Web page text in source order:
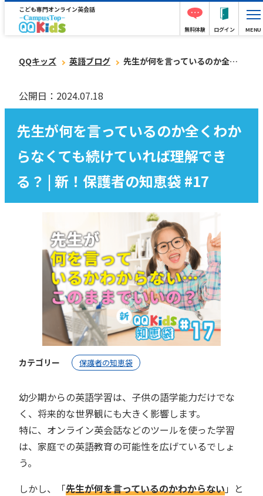
こども専門オンライン英会話
無料体験 ログイン MENU
QQキッズ 英語ブログ 先生が何を言っているのか全くわからなくても続けていれば理解できる？ | 新！保護者の知恵袋 #17
公開日：2024.07.18
先生が何を言っているのか全くわか
らなくても続けていれば理解でき
る？ | 新！保護者の知恵袋 #17
カテゴリー 保護者の知恵袋
幼少期からの英語学習は、子供の語学能力だけでな
く、将来的な世界観にも大きく影響します。
特に、オンライン英会話などのツールを使った学習
は、家庭での英語教育の可能性を広げているでしょ
う。
しかし、「先生が何を言っているのかわからない」と